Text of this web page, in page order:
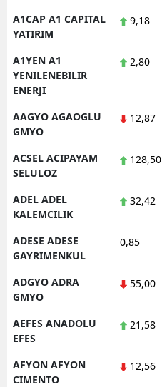
A1CAP A1 CAPITAL
YATIRIM
9,18
A1YEN A1
YENILENEBILIR
ENERJI
2,80
AAGYO AGAOGLU
GMYO
12,87
ACSEL ACIPAYAM
SELULOZ
128,50
ADEL ADEL
KALEMCILIK
32,42
ADESE ADESE
GAYRIMENKUL
0,85
ADGYO ADRA
GMYO
55,00
AEFES ANADOLU
EFES
21,58
AFYON AFYON
CIMENTO
12,56